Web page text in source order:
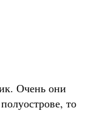
Очень они
то